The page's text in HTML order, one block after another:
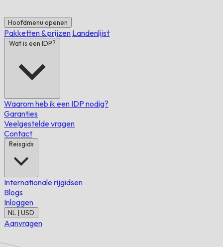
Hoofdmenu openen
Pakketten & prijzen Landenlijst
Wat is een IDP?
Waarom heb ik een IDP nodig?
Garanties
Veelgestelde vragen
Contact
Reisgids
Internationale rijgidsen
Blogs
Inloggen
NL | USD
Aanvragen